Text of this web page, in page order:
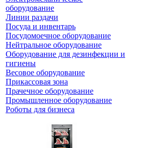
оборудование
Линии раздачи
Посуда и инвентарь
Посудомоечное оборудование
Нейтральное оборудование
Оборудование для дезинфекции и
гигиены
Весовое оборудование
Прикассовая зона
Прачечное оборудование
Промышленное оборудование
Роботы для бизнеса